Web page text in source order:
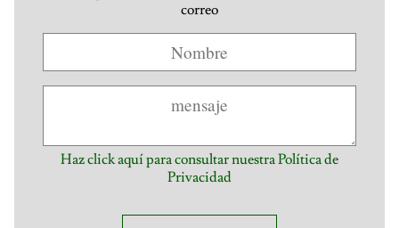
correo
Haz click aquí para consultar nuestra Política de
Privacidad